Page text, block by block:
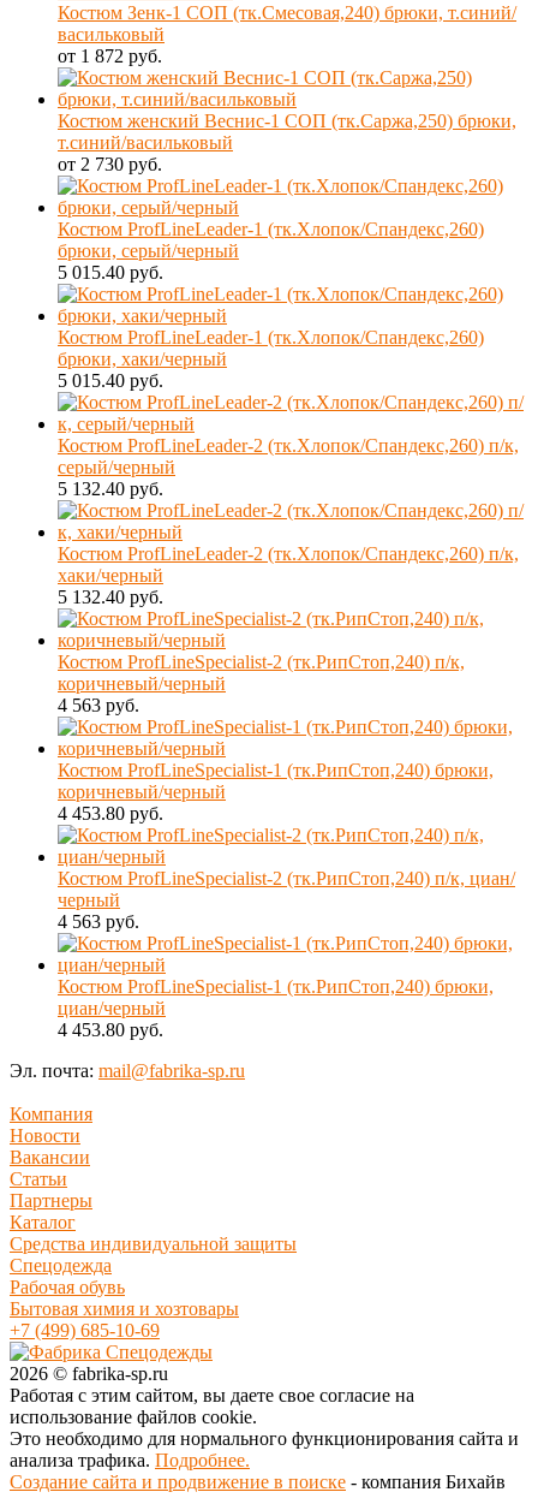
Костюм Зенк-1 СОП (тк.Смесовая,240) брюки, т.синий/
васильковый
от 1 872 руб.
Костюм женский Веснис-1 СОП (тк.Саржа,250) брюки,
т.синий/васильковый
от 2 730 руб.
Костюм ProfLineLeader-1 (тк.Хлопок/Спандекс,260)
брюки, серый/черный
5 015.40 руб.
Костюм ProfLineLeader-1 (тк.Хлопок/Спандекс,260)
брюки, хаки/черный
5 015.40 руб.
Костюм ProfLineLeader-2 (тк.Хлопок/Спандекс,260) п/к,
серый/черный
5 132.40 руб.
Костюм ProfLineLeader-2 (тк.Хлопок/Спандекс,260) п/к,
хаки/черный
5 132.40 руб.
Костюм ProfLineSpecialist-2 (тк.РипСтоп,240) п/к,
коричневый/черный
4 563 руб.
Костюм ProfLineSpecialist-1 (тк.РипСтоп,240) брюки,
коричневый/черный
4 453.80 руб.
Костюм ProfLineSpecialist-2 (тк.РипСтоп,240) п/к, циан/
черный
4 563 руб.
Костюм ProfLineSpecialist-1 (тк.РипСтоп,240) брюки,
циан/черный
4 453.80 руб.
Эл. почта: mail@fabrika-sp.ru
Компания
Новости
Вакансии
Статьи
Партнеры
Каталог
Средства индивидуальной защиты
Спецодежда
Рабочая обувь
Бытовая химия и хозтовары
+7 (499) 685-10-69
2026 © fabrika-sp.ru
Работая с этим сайтом, вы даете свое согласие на
использование файлов cookie.
Это необходимо для нормального функционирования сайта и
анализа трафика. Подробнее.
Создание сайта и продвижение в поиске - компания Бихайв